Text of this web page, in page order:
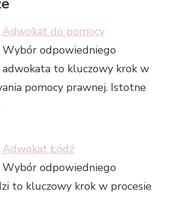
Adwokat do pomocy
Wybór odpowiedniego
adwokata to kluczowy krok w
pomocy prawnej. Istotne
Adwokat Łódź
Wybór odpowiedniego
to kluczowy krok w procesie